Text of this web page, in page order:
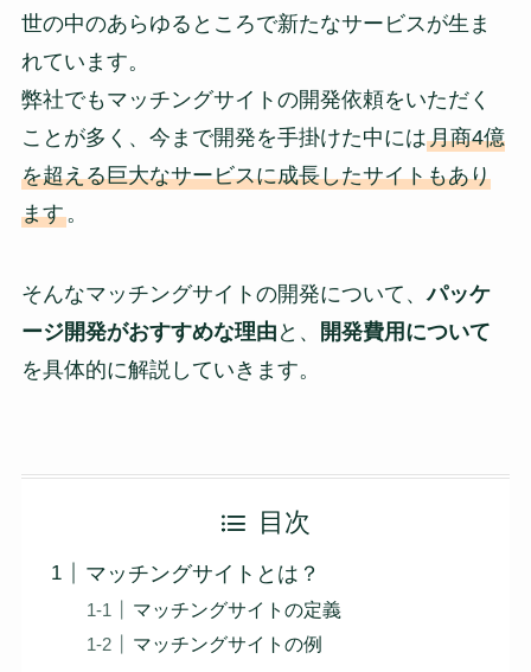
世の中のあらゆるところで新たなサービスが生ま
れています。
弊社でもマッチングサイトの開発依頼をいただく
ことが多く、今まで開発を手掛けた中には月商4億
を超える巨大なサービスに成長したサイトもあり
ます。
そんなマッチングサイトの開発について、パッケ
ージ開発がおすすめな理由 と、
開発費用について
を具体的に解説していきます。
目次
マッチングサイトとは？
マッチングサイトの定義
マッチングサイトの例